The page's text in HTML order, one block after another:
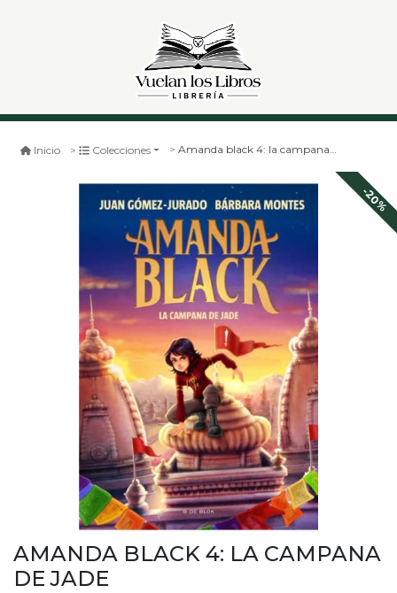
Inicio Colecciones Amanda black 4: la campana de jade
-20%
AMANDA BLACK 4: LA CAMPANA
DE JADE